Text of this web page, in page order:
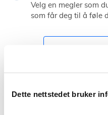
Dette nettstedet bruker
Velg en megler som
som får deg til å føle
Å selge